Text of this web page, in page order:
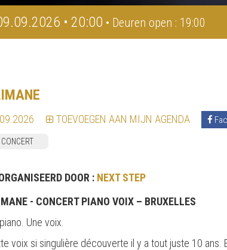
• 20:00 • Deuren open : 19:00
TOEVOEGEN AAN MIJN AGENDA
CONCERT
DOOR : NEXT STEP
- CONCERT PIANO VOIX – BRUXELLES
Une voix.
voix si singulière découverte il y a tout juste 10